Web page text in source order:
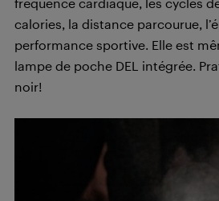
calories, la distance parcourue,
performance sportive. Elle est
lampe de poche DEL intégrée.
noir!